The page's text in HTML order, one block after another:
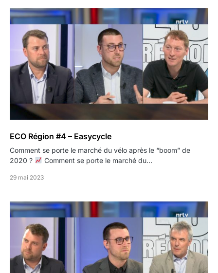
ECO Région #4 – Easycycle
Comment se porte le marché du vélo après le “boom” de
2020 ?
Comment se porte le marché du…
29 mai 2023